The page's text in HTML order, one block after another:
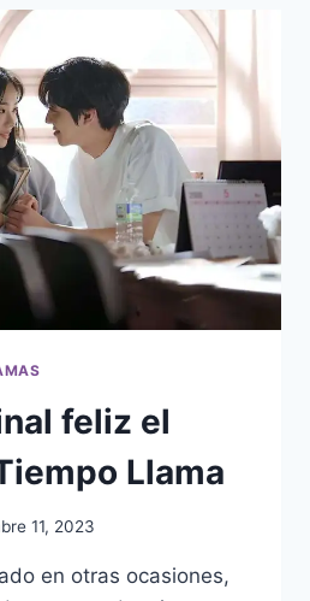
feliz el
Llama
11, 2023
en otras ocasiones,